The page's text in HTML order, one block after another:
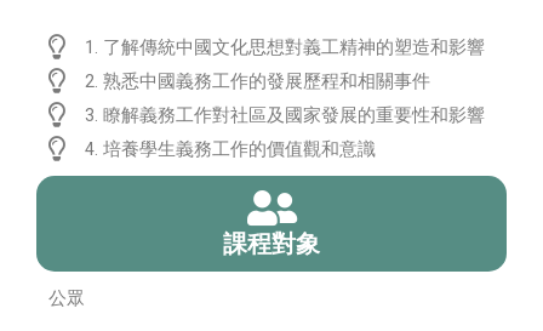
1. 了解傳統中國文化思想對義工精神的塑造和影響
2. 熟悉中國義務工作的發展歷程和相關事件
3. 瞭解義務工作對社區及國家發展的重要性和影響
4. 培養學生義務工作的價值觀和意識
課程對象
公眾